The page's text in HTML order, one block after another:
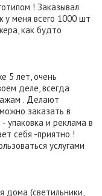
! Заказывал
у меня всего 1000 шт
как будто
5 лет, очень
деле, всегда
. Делают
заказать в
упаковка и реклама в
себя -приятно !
услугами
(светильники,